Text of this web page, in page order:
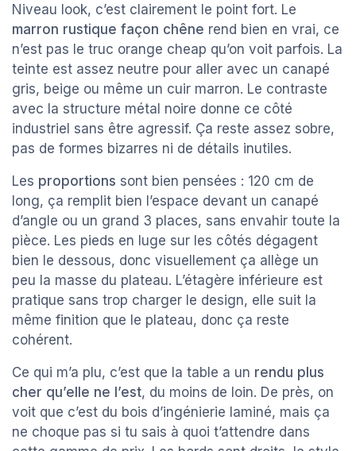
Niveau look, c’est clairement le point fort. Le
marron rustique façon chêne rend bien en vrai, ce
n’est pas le truc orange cheap qu’on voit parfois. La
teinte est assez neutre pour aller avec un canapé
gris, beige ou même un cuir marron. Le contraste
avec la structure métal noire donne ce côté
industriel sans être agressif. Ça reste assez sobre,
pas de formes bizarres ni de détails inutiles.
Les proportions sont bien pensées : 120 cm de
long, ça remplit bien l’espace devant un canapé
d’angle ou un grand 3 places, sans envahir toute la
pièce. Les pieds en luge sur les côtés dégagent
bien le dessous, donc visuellement ça allège un
peu la masse du plateau. L’étagère inférieure est
pratique sans trop charger le design, elle suit la
même finition que le plateau, donc ça reste
cohérent.
Ce qui m’a plu, c’est que la table a un rendu plus
cher qu’elle ne l’est, du moins de loin. De près, on
voit que c’est du bois d’ingénierie laminé, mais ça
ne choque pas si tu sais à quoi t’attendre dans